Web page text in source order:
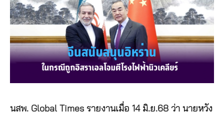
นสพ. Global Times รายงานเมื่อ 14 มิ.ย.68 ว่า นายหวัง